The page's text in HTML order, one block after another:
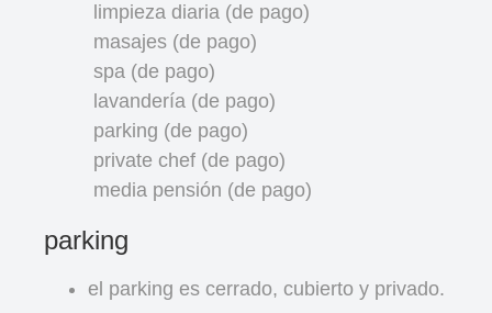
limpieza diaria (de pago)
masajes (de pago)
spa (de pago)
lavandería (de pago)
parking (de pago)
private chef (de pago)
media pensión (de pago)
parking
el parking es cerrado, cubierto y privado.